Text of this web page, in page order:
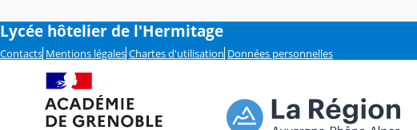
Lycée hôtelier de l'Hermitage
Contacts Mentions légales Chartes d'utilisation Données personnelles